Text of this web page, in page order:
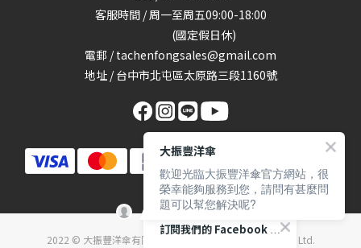
客服時間 / 周一至周五09:00-18:00
(國定假日休)
電郵 / tachenfongsales@gmail.com
地址 / 台中市北屯區太原路三段1160號
2022 © 大振豐洋傘有限公司 Ta Chen Fong umbrella Co., Ltd.
訂閱我們的 Facebook 專頁
大振豐洋傘
歡迎光臨大振豐洋傘官方網站，很
榮幸能夠服務到您，請問有甚麼問
題可以幫您解決呢?